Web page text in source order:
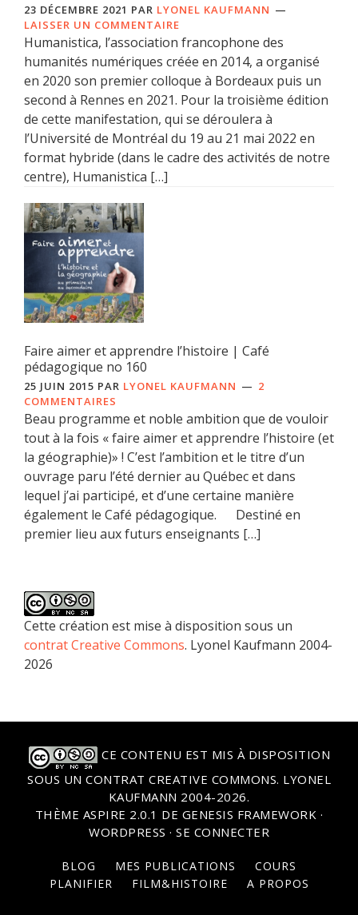
23 DÉCEMBRE 2021 PAR LYONEL KAUFMANN
LAISSER UN COMMENTAIRE
Humanistica, l’association francophone des
humanités numériques créée en 2014, a organisé
en 2020 son premier colloque à Bordeaux puis un
second à Rennes en 2021. Pour la troisième édition
de cette manifestation, qui se déroulera à
l’Université de Montréal du 19 au 21 mai 2022 en
format hybride (dans le cadre des activités de notre
centre), Humanistica […]
Faire aimer et apprendre l’histoire | Café
pédagogique no 160
25 JUIN 2015 PAR LYONEL KAUFMANN
2
COMMENTAIRES
Beau programme et noble ambition que de vouloir
tout à la fois « faire aimer et apprendre l’histoire (et
la géographie)» ! C’est l’ambition et le titre d’un
ouvrage paru l’été dernier au Québec et dans
lequel j’ai participé, et d’une certaine manière
également le Café pédagogique. Destiné en
premier lieu aux futurs enseignants […]
Cette création est mise à disposition sous un
contrat Creative Commons. Lyonel Kaufmann 2004-
2026
CE CONTENU EST MIS À DISPOSITION
SOUS UN CONTRAT CREATIVE COMMONS. LYONEL
KAUFMANN 2004-2026.
THÈME ASPIRE 2.0.1 DE GENESIS FRAMEWORK ·
WORDPRESS · SE CONNECTER
BLOG MES PUBLICATIONS
COURS
PLANIFIER
FILM&HISTOIRE A PROPOS